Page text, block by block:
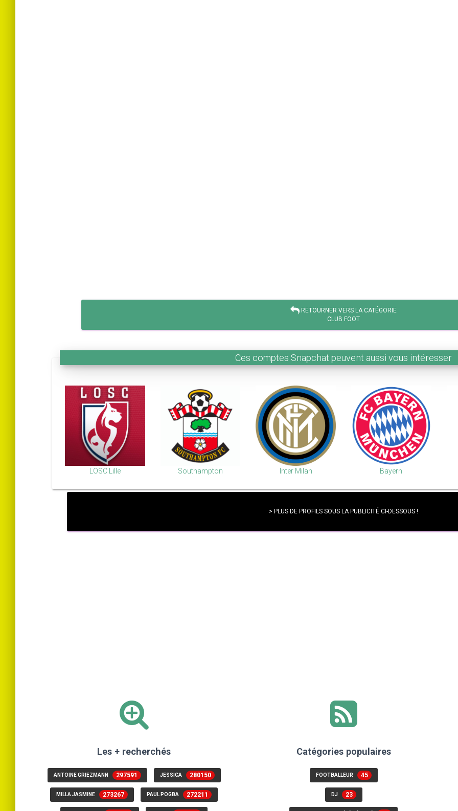
RETOURNER VERS LA CATÉGORIE
CLUB FOOT
Ces comptes Snapchat peuvent aussi vous intéresser
LOSC Lille Southampton Inter Milan Bayern
> PLUS DE PROFILS SOUS LA PUBLICITÉ CI-DESSOUS !
Les + recherchés
ANTOINE GRIEZMANN 297591 JESSICA 280150
MILLA JASMINE 273267 PAUL POGBA 272211
Catégories populaires
FOOTBALLEUR 45
DJ 23